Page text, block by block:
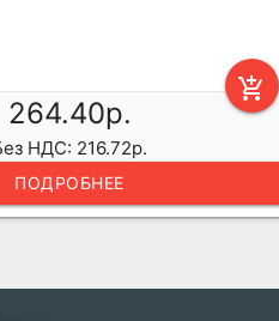
add_shopping_cart
264.40р.
НДС: 216.72р.
ПОДРОБНЕЕ